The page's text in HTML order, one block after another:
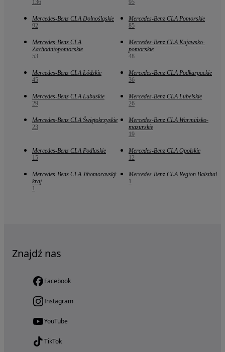
136 95
Mercedes-Benz CLA Dolnośląskie
92
Mercedes-Benz CLA Pomorskie
85
Mercedes-Benz CLA
Zachodniopomorskie
53
Mercedes-Benz CLA Kujawsko-
pomorskie
48
Mercedes-Benz CLA Łódzkie
45
Mercedes-Benz CLA Podkarpackie
36
Mercedes-Benz CLA Lubuskie
29
Mercedes-Benz CLA Lubelskie
26
Mercedes-Benz CLA Świętokrzyskie
23
Mercedes-Benz CLA Warmińsko-
mazurskie
19
Mercedes-Benz CLA Podlaskie
15
Mercedes-Benz CLA Opolskie
12
Mercedes-Benz CLA Jihomoravský
kraj
1
Mercedes-Benz CLA Region Balsthal
1
Znajdź nas
Facebook
Instagram
YouTube
TikTok